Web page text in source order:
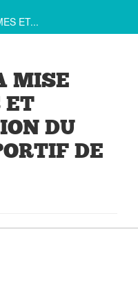
ET...
MISE
ET
DU
DE